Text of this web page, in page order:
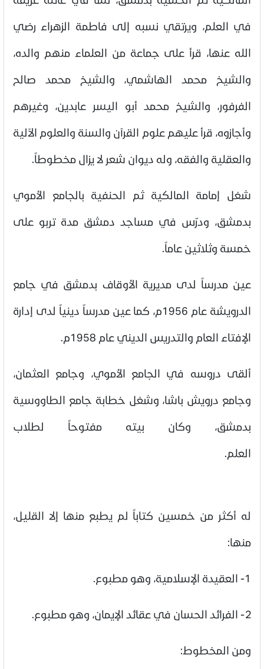
في العلم، ويرتقي نسبه إلى فاطمة الزهراء رضي
الله عنها، قرأ على جماعة من العلماء منهم والده،
والشيخ محمد الهاشمي، والشيخ محمد صالح
الفرفور، والشيخ محمد أبو اليسر عابدين، وغيرهم
وأجازوه، قرأ عليهم علوم القرآن والسنة والعلوم الآلية
والعقلية والفقه، وله ديوان شعر لا يزال مخطوطاً.
شغل إمامة المالكية ثم الحنفية بالجامع الأموي
بدمشق، ودرّس في مساجد دمشق مدة تربو على
خمسة وثلاثين عاماً.
عين مدرساً لدى مديرية الأوقاف بدمشق في جامع
الدرويشة عام 1956م، كما عين مدرساً دينياً لدى إدارة
الإفتاء العام والتدريس الديني عام 1958م.
ألقى دروسه في الجامع الأموي، وجامع العثمان،
وجامع درويش باشا، وشغل خطابة جامع الطاووسية
بدمشق، وكان بيته مفتوحاً لطلاب
العلم.
له أكثر من خمسين كتاباً لم يطبع منها إلا القليل،
منها:
1- العقيدة الإسلامية، وهو مطبوع.
2- الفرائد الحسان في عقائد الإيمان، وهو مطبوع.
ومن المخطوط: